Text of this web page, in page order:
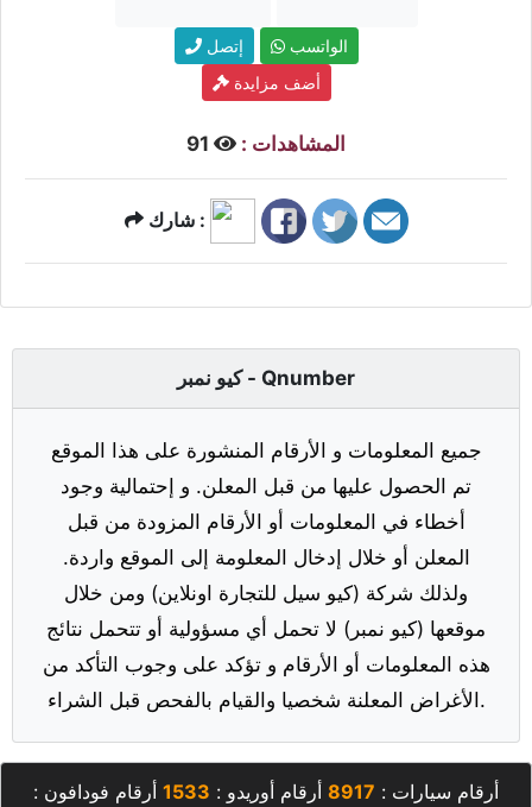
إتصل
الواتسب
أضف مزايدة
المشاهدات :
شارك :
كيو نمبر - Qnumber
جميع المعلومات و الأرقام المنشورة على هذا الموقع
تم الحصول عليها من قبل المعلن. و إحتمالية وجود
أخطاء في المعلومات أو الأرقام المزودة من قبل
المعلن أو خلال إدخال المعلومة إلى الموقع واردة.
ولذلك شركة (كيو سيل للتجارة اونلاين) ومن خلال
موقعها (كيو نمبر) لا تحمل أي مسؤولية أو تتحمل نتائج
هذه المعلومات أو الأرقام و تؤكد على وجوب التأكد من
الأغراض المعلنة شخصيا والقيام بالفحص قبل الشراء.
أرقام سيارات : 8917 أرقام أوريدو : 1533 أرقام فودافون :